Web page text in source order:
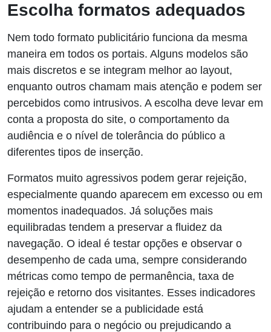
Escolha formatos adequados
Nem todo formato publicitário funciona da mesma
maneira em todos os portais. Alguns modelos são
mais discretos e se integram melhor ao layout,
enquanto outros chamam mais atenção e podem ser
percebidos como intrusivos. A escolha deve levar em
conta a proposta do site, o comportamento da
audiência e o nível de tolerância do público a
diferentes tipos de inserção.
Formatos muito agressivos podem gerar rejeição,
especialmente quando aparecem em excesso ou em
momentos inadequados. Já soluções mais
equilibradas tendem a preservar a fluidez da
navegação. O ideal é testar opções e observar o
desempenho de cada uma, sempre considerando
métricas como tempo de permanência, taxa de
rejeição e retorno dos visitantes. Esses indicadores
ajudam a entender se a publicidade está
contribuindo para o negócio ou prejudicando a